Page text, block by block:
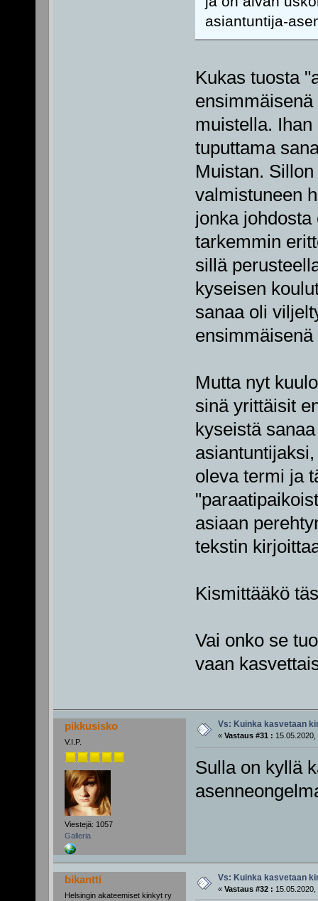
asiantuntija-
Kukas tuosta
muistella.
tuputtama
Muistan.
valmistuneen
jonka
tarkemmin
sillä
kyseisen
sanaa oli
Mutta nyt
sinä yrittäisit
kyseistä
oleva termi ja
asiaan
tekstin
Kismittääkö
Vai onko se
vaan
pikkusisko
V.I.P.
Viestejä: 1057
Galleria
Vs: Kuinka kasvetaan
« Vastaus #31 : 15.05.2020,
Sulla on kyllä
bikantti
Helsingin akateemiset kinkyt ry
Vs: Kuinka kasvetaan
« Vastaus #32 : 15.05.2020,